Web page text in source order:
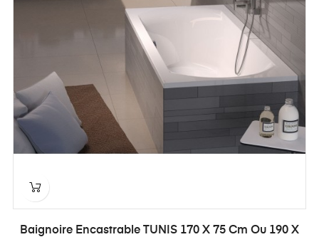
Baignoire Encastrable TUNIS 170 X 75 Cm Ou 190 X